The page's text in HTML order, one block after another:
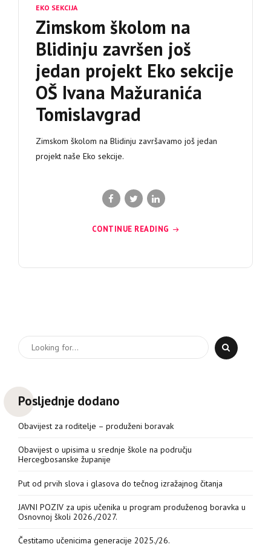
EKO SEKCIJA
Zimskom školom na
Blidinju završen još
jedan projekt Eko sekcije
OŠ Ivana Mažuranića
Tomislavgrad
Zimskom školom na Blidinju završavamo još jedan
projekt naše Eko sekcije.
CONTINUE READING
Posljednje dodano
Obavijest za roditelje – produženi boravak
Obavijest o upisima u srednje škole na području
Hercegbosanske županije
Put od prvih slova i glasova do tečnog izražajnog čitanja
JAVNI POZIV za upis učenika u program produženog boravka u
Osnovnoj školi 2026./2027.
Čestitamo učenicima generacije 2025./26.